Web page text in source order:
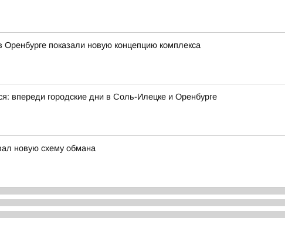
показали новую концепцию комплекса
впереди городские дни в Соль-Илецке и Оренбурге
новую схему обмана